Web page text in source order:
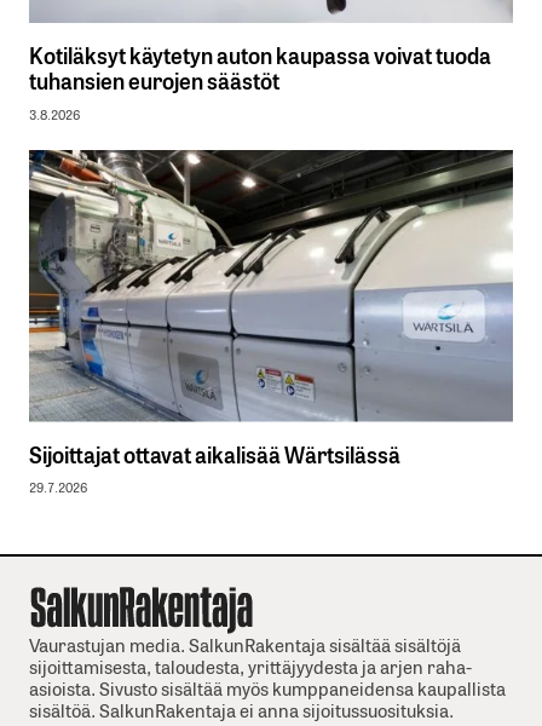
Kotiläksyt käytetyn auton kaupassa voivat tuoda
tuhansien eurojen säästöt
3.8.2026
Sijoittajat ottavat aikalisää Wärtsilässä
29.7.2026
Vaurastujan media. SalkunRakentaja sisältää sisältöjä
sijoittamisesta, taloudesta, yrittäjyydesta ja arjen raha-
asioista. Sivusto sisältää myös kumppaneidensa kaupallista
sisältöä. SalkunRakentaja ei anna sijoitussuosituksia.